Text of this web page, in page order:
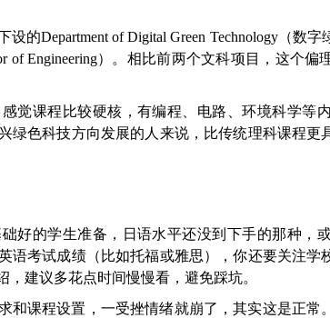
的Department of Digital Green Technology（数
of Engineering）。相比前两个文科项目，这个
觉课程比较硬核，有编程、电路、环境科学等
绿色科技方向发展的人来说，比传统理科课程更
好的学生准备，日语水平还没到下手的那种，
语考试成绩（比如托福或雅思），你还要关注学
建议多花点时间慢慢看，避免踩坑。
和课程设置，一受挫情绪就崩了，其实这是正常